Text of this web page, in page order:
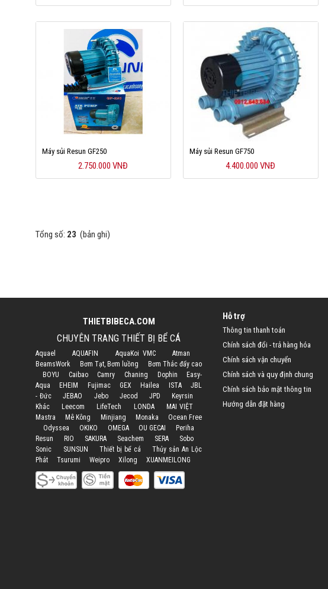
Máy sủi Resun GF250
2.750.000 VNĐ
Máy sủi Resun GF750
4.400.000 VNĐ
Tổng số: 23 (bản ghi)
THIETBIBECA.COM
CHUYÊN TRANG THIẾT BỊ BỂ CÁ
Aquael AQUAFIN AquaKoi VMC
Atman
BeamsWork
Bơm Tạt, Bơm luồng
Bơm Thác đẩy cao
BOYU
Caibao Camry Chaning Dophin
Easy-
Aqua
EHEIM Fujimac GEX Hailea ISTA
JBL
- Đức
JEBAO Jebo Jecod JPD
Keyrsin
Khác
Leecom LifeTech LONDA
MAI VIỆT
Mastra
Mê Kông Minjiang Monaka
Ocean Free
Odyssea
OKIKO OMEGA OU GECAI
Periha
Resun
RIO SAKURA Seachem SERA
Sobo
Sonic
SUNSUN Thiết bị bể cá
Thủy sản An Lộc
Phát
Tsurumi Weipro Xilong XUANMEILONG
Hỗ trợ
Thông tin thanh toán
Chính sách đổi - trả hàng hóa
Chính sách vận chuyển
Chính sách và quy định chung
Chính sách bảo mật thông tin
Hướng dẫn đặt hàng